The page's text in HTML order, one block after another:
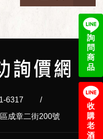
詢
問
商
品
收
購
老
酒
6317
/
成章二街200號